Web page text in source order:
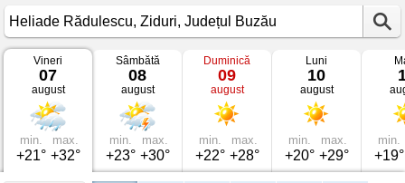
Vremea
Heliade
Rădulescu
Ziduri,
Județul
Buzău
Vineri
07
august
min.
+21°
max.
+32°
Sâmbătă
08
august
min.
+23°
max.
+30°
Duminică
09
august
min.
+22°
max.
+28°
Luni
10
august
min.
+20°
max.
+29°
min.
+19°